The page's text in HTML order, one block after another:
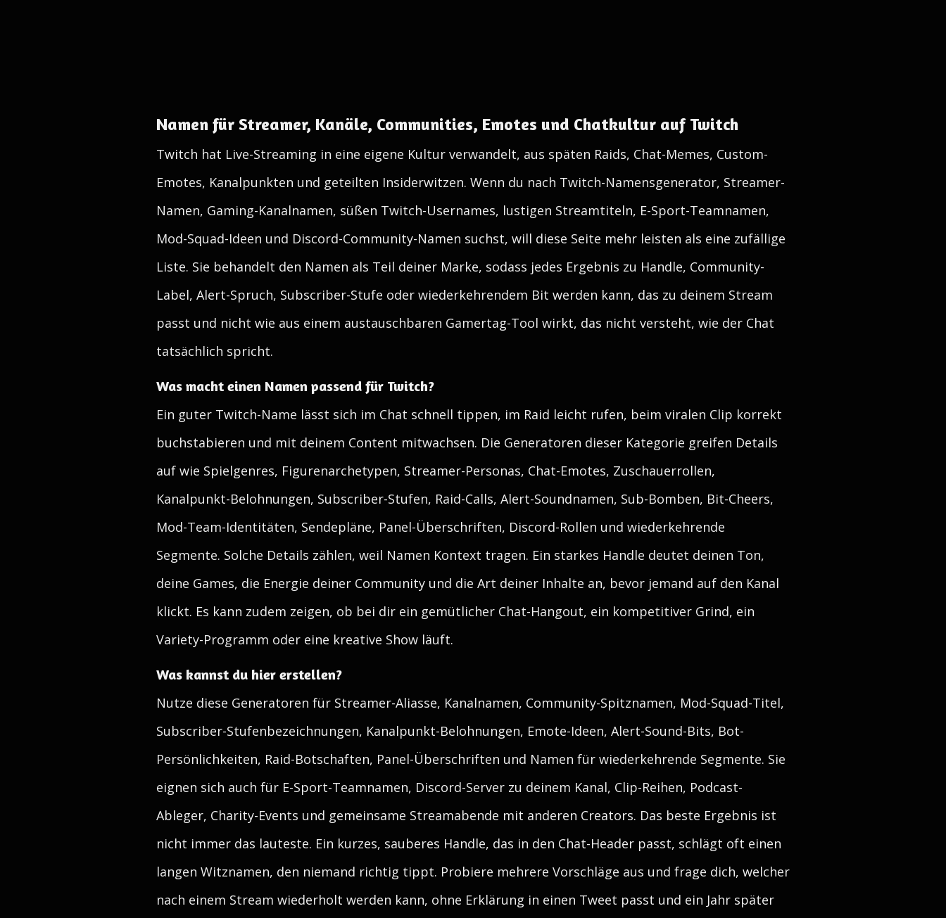
Namen für Streamer, Kanäle, Communities, Emotes und Chatkultur auf Twitch
Twitch hat Live-Streaming in eine eigene Kultur verwandelt, aus späten Raids, Chat-Memes, Custom-
Emotes, Kanalpunkten und geteilten Insiderwitzen. Wenn du nach Twitch-Namensgenerator, Streamer-
Namen, Gaming-Kanalnamen, süßen Twitch-Usernames, lustigen Streamtiteln, E-Sport-Teamnamen,
Mod-Squad-Ideen und Discord-Community-Namen suchst, will diese Seite mehr leisten als eine zufällige
Liste. Sie behandelt den Namen als Teil deiner Marke, sodass jedes Ergebnis zu Handle, Community-
Label, Alert-Spruch, Subscriber-Stufe oder wiederkehrendem Bit werden kann, das zu deinem Stream
passt und nicht wie aus einem austauschbaren Gamertag-Tool wirkt, das nicht versteht, wie der Chat
tatsächlich spricht.
Was macht einen Namen passend für Twitch?
Ein guter Twitch-Name lässt sich im Chat schnell tippen, im Raid leicht rufen, beim viralen Clip korrekt
buchstabieren und mit deinem Content mitwachsen. Die Generatoren dieser Kategorie greifen Details
auf wie Spielgenres, Figurenarchetypen, Streamer-Personas, Chat-Emotes, Zuschauerrollen,
Kanalpunkt-Belohnungen, Subscriber-Stufen, Raid-Calls, Alert-Soundnamen, Sub-Bomben, Bit-Cheers,
Mod-Team-Identitäten, Sendepläne, Panel-Überschriften, Discord-Rollen und wiederkehrende
Segmente. Solche Details zählen, weil Namen Kontext tragen. Ein starkes Handle deutet deinen Ton,
deine Games, die Energie deiner Community und die Art deiner Inhalte an, bevor jemand auf den Kanal
klickt. Es kann zudem zeigen, ob bei dir ein gemütlicher Chat-Hangout, ein kompetitiver Grind, ein
Variety-Programm oder eine kreative Show läuft.
Was kannst du hier erstellen?
Nutze diese Generatoren für Streamer-Aliasse, Kanalnamen, Community-Spitznamen, Mod-Squad-Titel,
Subscriber-Stufenbezeichnungen, Kanalpunkt-Belohnungen, Emote-Ideen, Alert-Sound-Bits, Bot-
Persönlichkeiten, Raid-Botschaften, Panel-Überschriften und Namen für wiederkehrende Segmente. Sie
eignen sich auch für E-Sport-Teamnamen, Discord-Server zu deinem Kanal, Clip-Reihen, Podcast-
Ableger, Charity-Events und gemeinsame Streamabende mit anderen Creators. Das beste Ergebnis ist
nicht immer das lauteste. Ein kurzes, sauberes Handle, das in den Chat-Header passt, schlägt oft einen
langen Witznamen, den niemand richtig tippt. Probiere mehrere Vorschläge aus und frage dich, welcher
nach einem Stream wiederholt werden kann, ohne Erklärung in einen Tweet passt und ein Jahr später